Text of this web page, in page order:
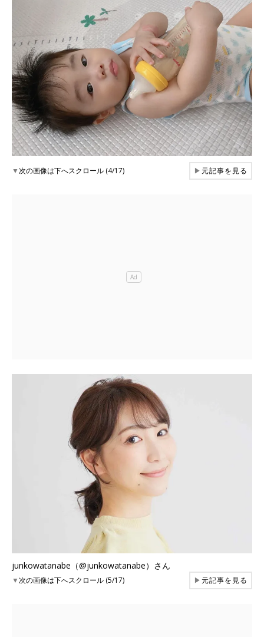
▼次の画像は下へスクロール (4/17) ▶元記事を見る
junkowatanabe（@junkowatanabe）さん
▼次の画像は下へスクロール (5/17) ▶元記事を見る